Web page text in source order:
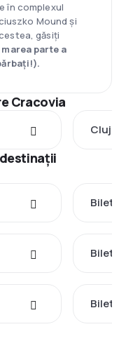
în complexul
Mound și
găsiți
parte a
Cracovia
Cluj-
Bilete
Bilete
Bilete